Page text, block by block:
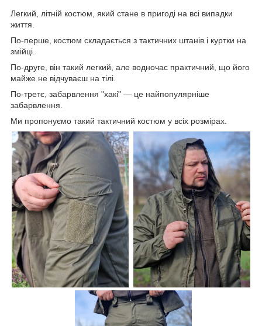
Легкий, літній костюм, який стане в пригоді на всі випадки
життя.
По-перше, костюм складається з тактичних штанів і куртки на
змійці.
По-друге, він такий легкий, але водночас практичний, що його
майже не відчуваєш на тілі.
По-третє, забарвлення "хакі" — це найпопулярніше
забарвлення.
Ми пропонуємо такий тактичний костюм у всіх розмірах.